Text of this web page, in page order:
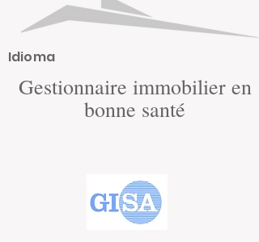
Idioma
Gestionnaire immobilier en
bonne santé